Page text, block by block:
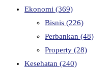
Ekonomi (369)
Bisnis (226)
Perbankan (48)
Property (28)
Kesehatan (240)